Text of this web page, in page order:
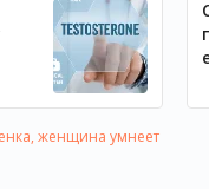
женщина умнеет